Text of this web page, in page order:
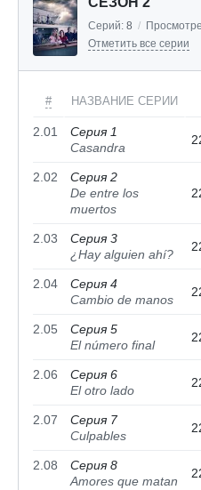
Серий: 8 /
Отметить все серии
# НАЗВАНИЕ СЕРИИ
2.01
Серия 1
Casandra
2.02
Серия 2
De entre los
muertos
2.03
Серия 3
¿Hay alguien ahí?
2.04
Серия 4
Cambio de manos
2.05
Серия 5
El número final
2.06
Серия 6
El otro lado
2.07
Серия 7
Culpables
2.08
Серия 8
Amores que matan